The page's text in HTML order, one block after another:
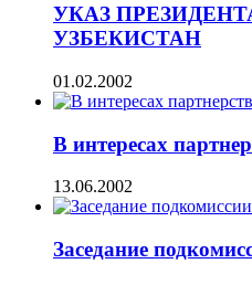
УКАЗ
УЗБЕКИСТАН
01.02.2002
В интересах
13.06.2002
Заседание